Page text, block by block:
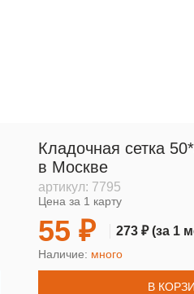
Кладочная сетка
в Москве
артикул: 7795
Цена за 1 карту
55 ₽ 273 ₽(за 1
Наличие: много
В